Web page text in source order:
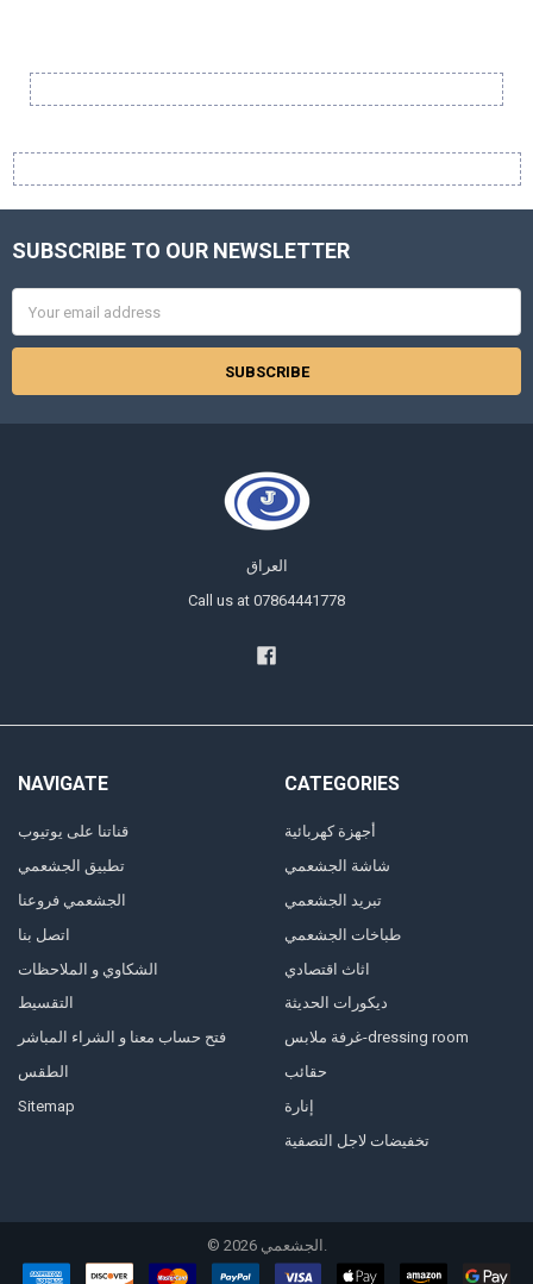
Footer
SUBSCRIBE TO OUR NEWSLETTER
Address
العراق
Call us at 07864441778
NAVIGATE
قناتنا على يوتيوب
تطبيق الجشعمي
الجشعمي فروعنا
اتصل بنا
الشكاوي و الملاحظات
التقسيط
فتح حساب معنا و الشراء المباشر
الطقس
Sitemap
CATEGORIES
أجهزة كهربائية
شاشة الجشعمي
تبريد الجشعمي
طباخات الجشعمي
اثاث اقتصادي
ديكورات الحديثة
غرفة ملابس-dressing room
حقائب
إنارة
تخفيضات لاجل التصفية
© 2026